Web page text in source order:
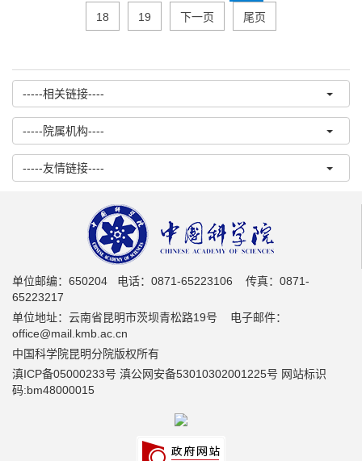
18 19 下一页 尾页
-----相关链接----
-----院属机构----
-----友情链接----
单位邮编：650204 电话：0871-65223106 传真：0871-
65223217
单位地址：云南省昆明市茨坝青松路19号 电子邮件：
office@mail.kmb.ac.cn
中国科学院昆明分院版权所有
滇ICP备05000233号 滇公网安备53010302001225号 网站标识
码:bm48000015